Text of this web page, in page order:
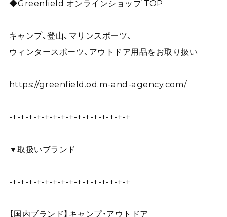
◆Greenfield オンラインショップ TOP
キャンプ、登山、マリンスポーツ、
ウィンタースポーツ、アウトドア用品をお取り扱い
https://greenfield.od.m-and-agency.com/
-+-+-+-+-+-+-+-+-+-+-+-+-+-+-+
▼取扱いブランド
-+-+-+-+-+-+-+-+-+-+-+-+-+-+-+
【国内ブランド】キャンプ・アウトドア